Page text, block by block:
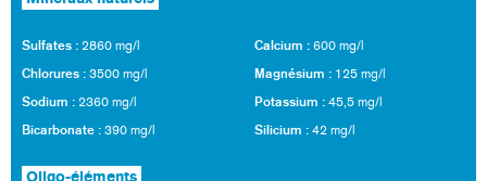
Sulfates : 2860 mg/l
Chlorures : 3500 mg/l
Sodium : 2360 mg/l
Bicarbonate : 390 mg/l
Calcium : 600 mg/l
Magnésium : 125 mg/l
Potassium : 45,5 mg/l
Silicium : 42 mg/l